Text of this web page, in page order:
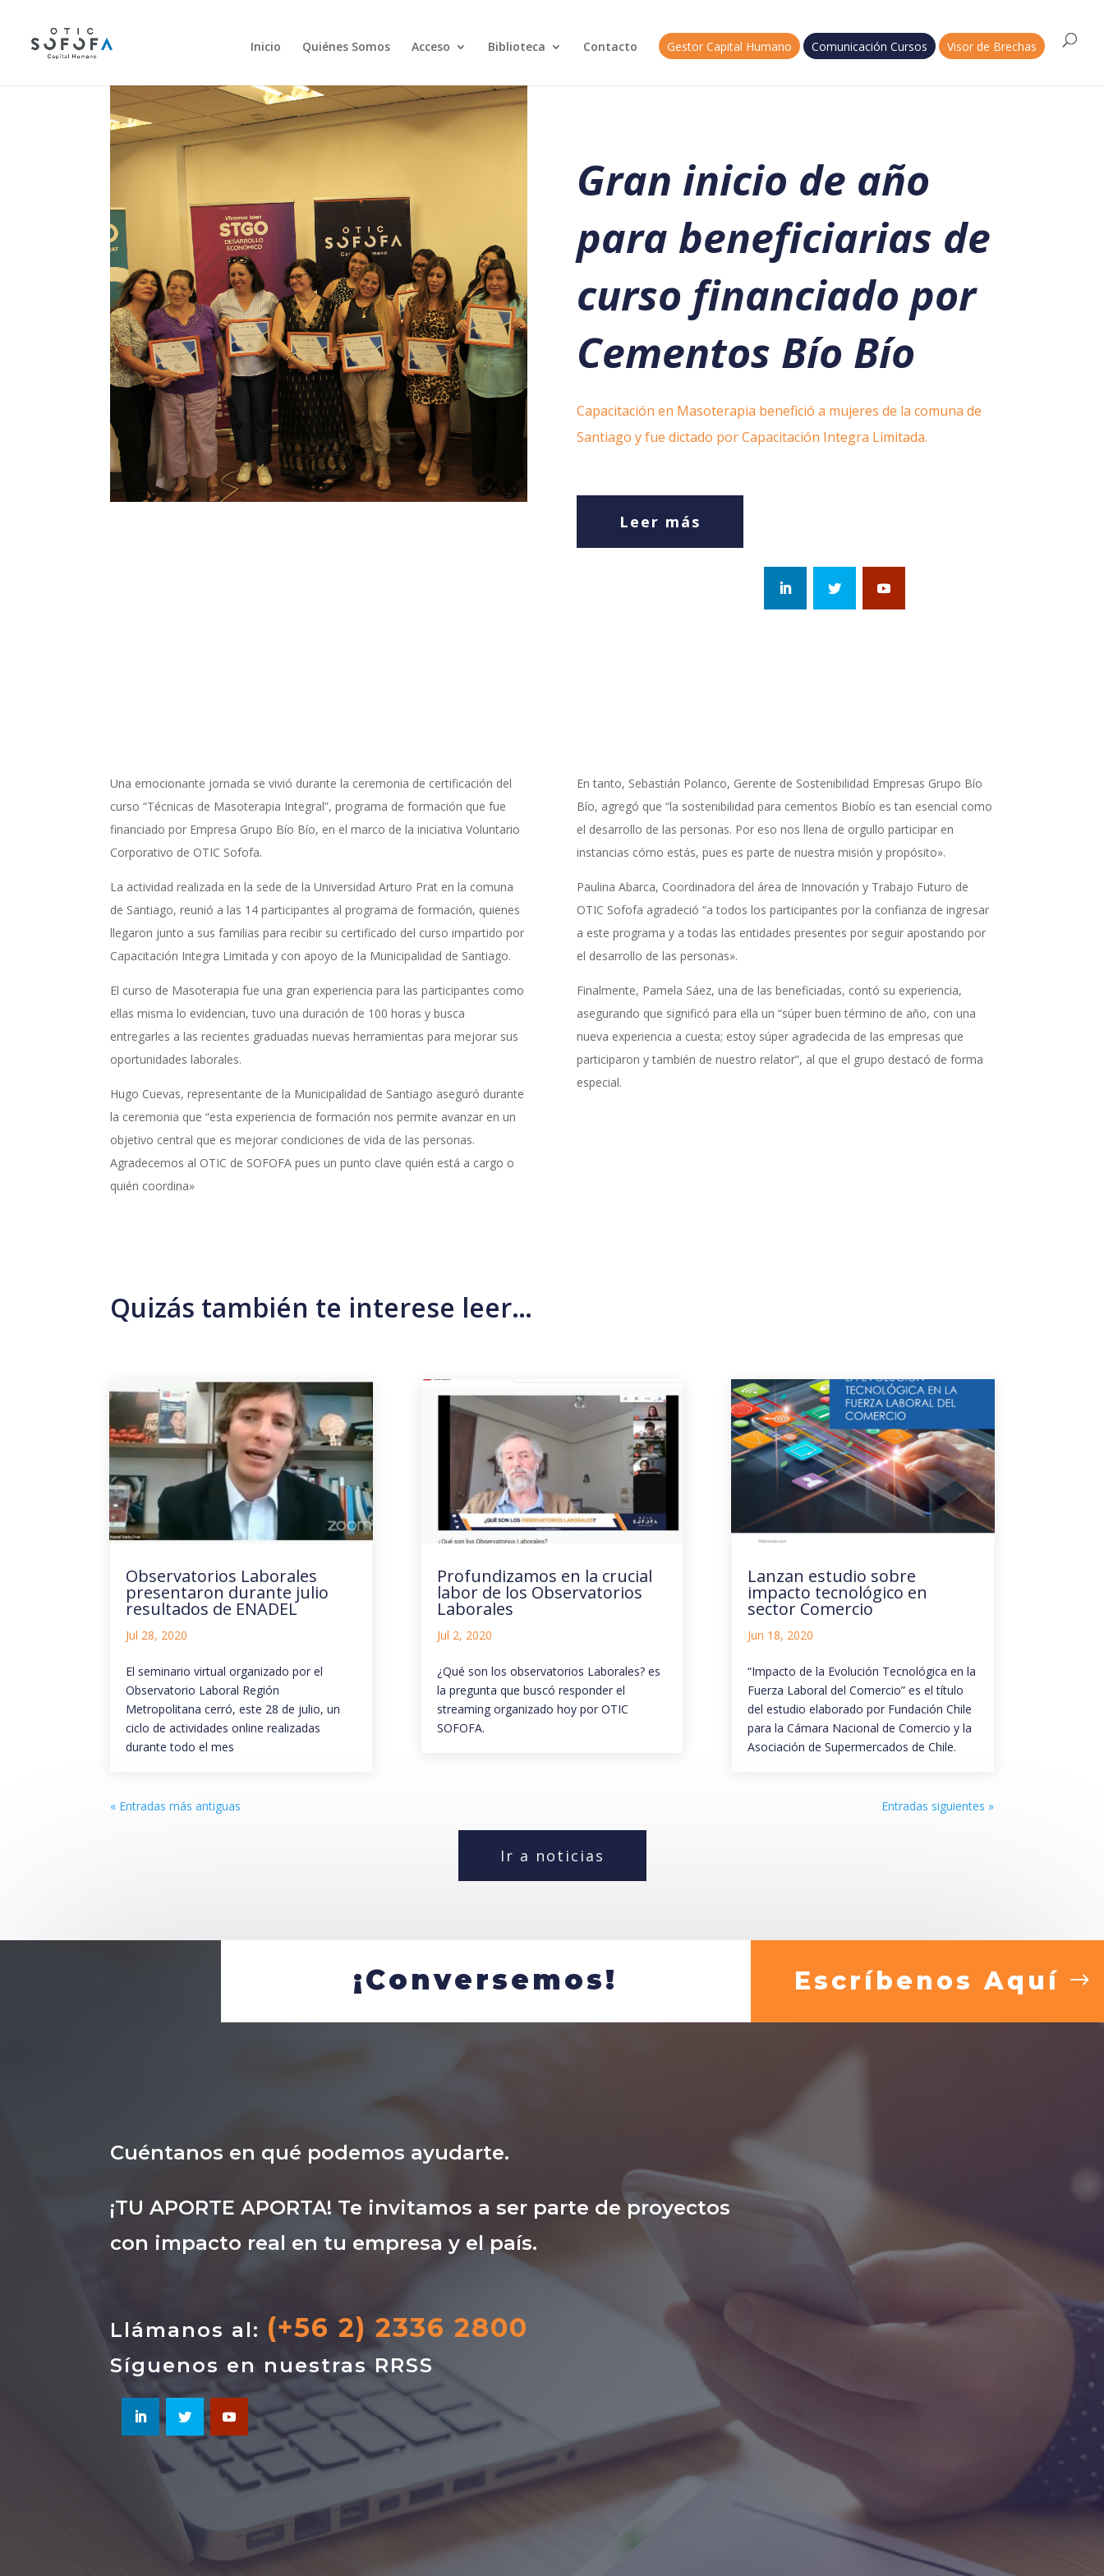
Inicio Quiénes Somos Acceso Biblioteca Contacto Gestor Capital Humano Comunicación Cursos Visor de Brechas
Gran inicio de año
para beneficiarias de
curso financiado por
Cementos Bío Bío
Capacitación en Masoterapia benefició a mujeres de la comuna de
Santiago y fue dictado por Capacitación Integra Limitada.
Leer más
Una emocionante jornada se vivió durante la ceremonia de certificación del
curso “Técnicas de Masoterapia Integral”, programa de formación que fue
financiado por Empresa Grupo Bío Bío, en el marco de la iniciativa Voluntario
Corporativo de OTIC Sofofa.
La actividad realizada en la sede de la Universidad Arturo Prat en la comuna
de Santiago, reunió a las 14 participantes al programa de formación, quienes
llegaron junto a sus familias para recibir su certificado del curso impartido por
Capacitación Integra Limitada y con apoyo de la Municipalidad de Santiago.
El curso de Masoterapia fue una gran experiencia para las participantes como
ellas misma lo evidencian, tuvo una duración de 100 horas y busca
entregarles a las recientes graduadas nuevas herramientas para mejorar sus
oportunidades laborales.
Hugo Cuevas, representante de la Municipalidad de Santiago aseguró durante
la ceremonia que “esta experiencia de formación nos permite avanzar en un
objetivo central que es mejorar condiciones de vida de las personas.
Agradecemos al OTIC de SOFOFA pues un punto clave quién está a cargo o
quién coordina»
En tanto, Sebastián Polanco, Gerente de Sostenibilidad Empresas Grupo Bío
Bío, agregó que “la sostenibilidad para cementos Biobío es tan esencial como
el desarrollo de las personas. Por eso nos llena de orgullo participar en
instancias cómo estás, pues es parte de nuestra misión y propósito».
Paulina Abarca, Coordinadora del área de Innovación y Trabajo Futuro de
OTIC Sofofa agradeció “a todos los participantes por la confianza de ingresar
a este programa y a todas las entidades presentes por seguir apostando por
el desarrollo de las personas».
Finalmente, Pamela Sáez, una de las beneficiadas, contó su experiencia,
asegurando que significó para ella un “súper buen término de año, con una
nueva experiencia a cuesta; estoy súper agradecida de las empresas que
participaron y también de nuestro relator”, al que el grupo destacó de forma
especial.
Quizás también te interese leer…
Observatorios Laborales
presentaron durante julio
resultados de ENADEL
Jul 28, 2020
El seminario virtual organizado por el
Observatorio Laboral Región
Metropolitana cerró, este 28 de julio, un
ciclo de actividades online realizadas
durante todo el mes
Profundizamos en la crucial
labor de los Observatorios
Laborales
Jul 2, 2020
¿Qué son los observatorios Laborales? es
la pregunta que buscó responder el
streaming organizado hoy por OTIC
SOFOFA.
Lanzan estudio sobre
impacto tecnológico en
sector Comercio
Jun 18, 2020
“Impacto de la Evolución Tecnológica en la
Fuerza Laboral del Comercio” es el título
del estudio elaborado por Fundación Chile
para la Cámara Nacional de Comercio y la
Asociación de Supermercados de Chile.
« Entradas más antiguas Entradas siguientes »
Ir a noticias
¡Conversemos! Escríbenos Aquí
Cuéntanos en qué podemos ayudarte.
¡TU APORTE APORTA! Te invitamos a ser parte de proyectos
con impacto real en tu empresa y el país.
Llámanos al: (+56 2) 2336 2800
Síguenos en nuestras RRSS